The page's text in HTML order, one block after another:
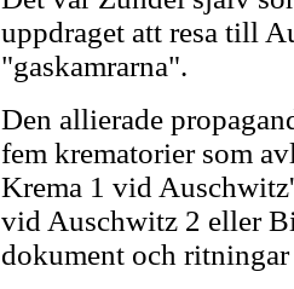
uppdraget att resa till
"gaskamrarna".
Den allierade
fem krematorier som
Krema 1 vid
vid Auschwitz 2 eller
dokument och ritningar